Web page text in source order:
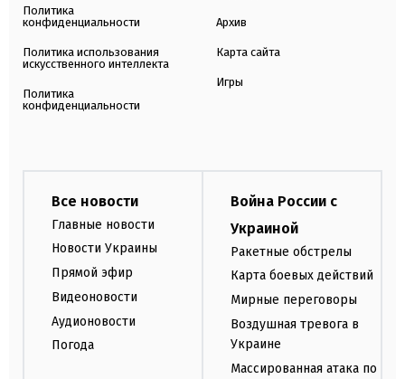
Политика
конфиденциальности
Политика использования
искусственного интеллекта
Политика
конфиденциальности
Архив
Карта сайта
Игры
Все новости
Главные новости
Новости Украины
Прямой эфир
Видеоновости
Аудионовости
Погода
Война России с
Украиной
Ракетные обстрелы
Карта боевых действий
Мирные переговоры
Воздушная тревога в
Украине
Массированная атака по